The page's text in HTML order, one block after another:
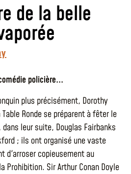
de la belle
policière...
plus précisément, Dorothy
Ronde se préparent à fêter le
leur suite, Douglas Fairbanks
; ils ont organisé une vaste
d'arroser copieusement au
Prohibition. Sir Arthur Conan Doyle